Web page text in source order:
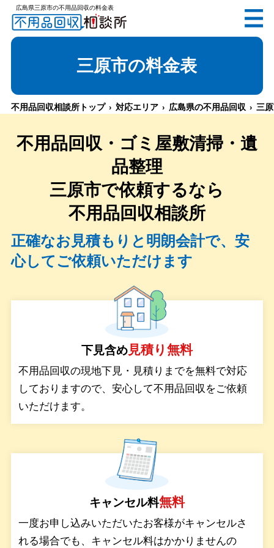
広島県三原市の不用品回収の料金表
電話で無料お見積り（受付 8:30-17:30）
不用品回収相談所TOP
当社について
料金
対応エリア
お客様の声
三原市の料金表
不用品回収相談所トップ 対応エリア 広島県の不用品回収 三
不用品回収・ゴミ屋敷清掃・遺
品整理
三原市で依頼するなら
不用品回収相談所
正確なお見積もりと明朗会計で、安
心してご依頼いただけます
下見含め見積り無料
不用品回収の現地下見・見積りまでを無料で対応
しておりますので、安心して不用品回収をご依頼
いただけます。
キャンセル料無料
一度お申し込みいただいたお客様がキャンセルさ
れる場合でも、キャンセル料はかかりませんの